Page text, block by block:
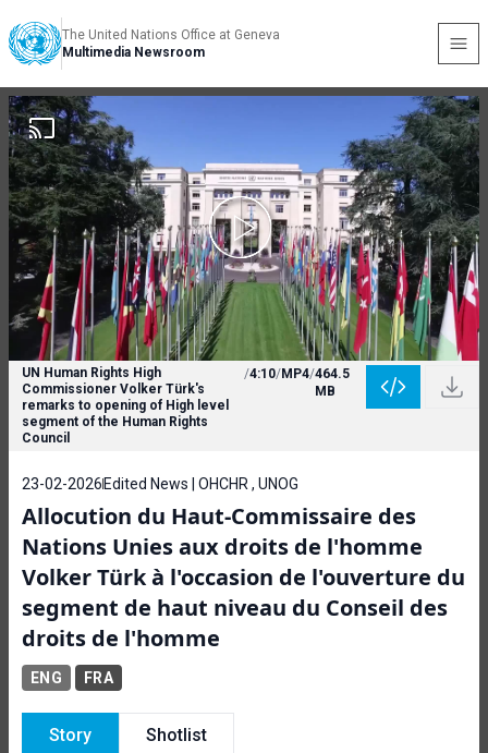
The United Nations Office at Geneva
Multimedia Newsroom
UN Human Rights High
Commissioner Volker Türk's
remarks to opening of High level
segment of the Human Rights
Council
/4:10/MP4/464.5
MB
23-02-2026 Edited News | OHCHR , UNOG
Allocution du Haut-Commissaire des
Nations Unies aux droits de l'homme
Volker Türk à l'occasion de l'ouverture du
segment de haut niveau du Conseil des
droits de l'homme
ENG FRA
Story Shotlist